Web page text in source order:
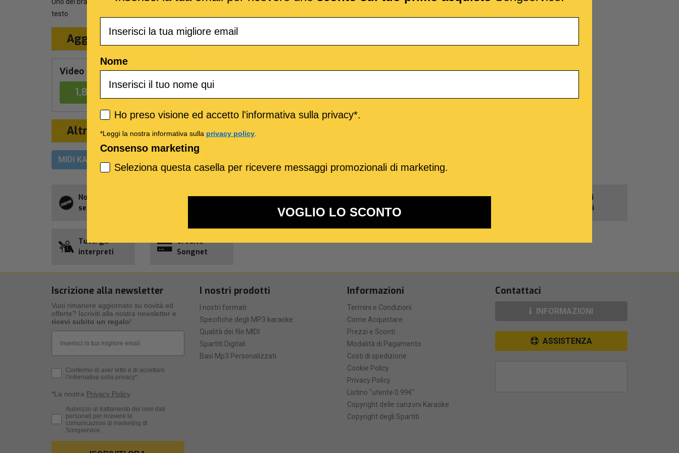
Uno dei brani storici della band, leggero e soave, con suoni e melodie che arricchiscono notevolmente uno splendido
testo
Aggiungi al Carrello
Video con testo Karaoke
1,89 €
Altri formati
MIDI KARAOKE
Novità della
settimana
Abbonamento
Prodotti
Tutti i
Generi
Tutti gli
interpreti
Credito
Songnet
Iscrizione alla newsletter
Vuoi rimanere aggiornato su novità ed
offerte? Iscriviti alla nostra newsletter e
ricevi subito un regalo!
Privacy Policy
Confermo di aver letto e di accettare
l’informativa sulla privacy*.
*La nostra Privacy Policy.
Consenso Marketing
Autorizzo al trattamento dei miei dati
personali per ricevere le
comunicazioni di marketing di
Songservice.
I nostri prodotti
I nostri formati
Specifiche degli MP3 karaoke
Qualità dei file MIDI
Spartiti Digitali
Basi Mp3 Personalizzati
Informazioni
Termini e Condizioni
Come Acquistare
Prezzi e Sconti
Modalità di Pagamento
Costi di spedizione
Cookie Policy
Privacy Policy
Listino "utente 0.99€"
Copyright delle canzoni Karaoke
Copyright degli Spartiti
Contattaci
INFORMAZIONI
ASSISTENZA
Nome
Privacy policy
Ho preso visione ed accetto l'informativa sulla privacy*.
*Leggi la nostra informativa sulla privacy policy.
Consenso marketing
Seleziona questa casella per ricevere messaggi promozionali di marketing.
VOGLIO LO SCONTO